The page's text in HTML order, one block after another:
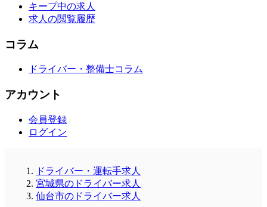
キープ中の求人
求人の閲覧履歴
コラム
ドライバー・整備士コラム
アカウント
会員登録
ログイン
ドライバー・運転手求人
宮城県のドライバー求人
仙台市のドライバー求人